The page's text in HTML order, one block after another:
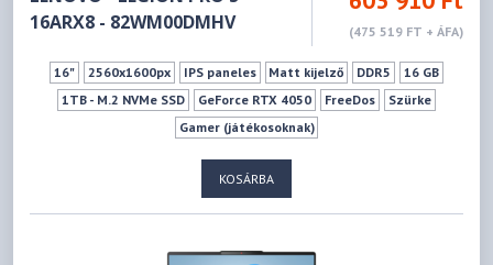
16ARX8 - 82WM00DMHV
(475 519 FT + ÁFA)
16" 2560x1600px IPS paneles Matt kijelző DDR5
16 GB
1TB - M.2 NVMe SSD
GeForce RTX 4050 FreeDos
Szürke
Gamer (játékosoknak)
KOSÁRBA